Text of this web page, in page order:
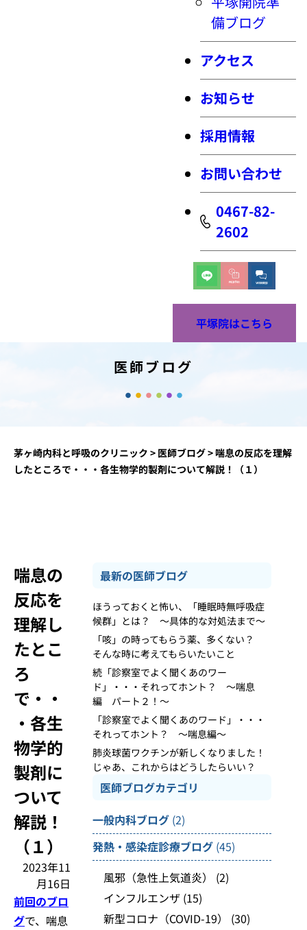
備ブログ
アクセス
お知らせ
採用情報
お問い合わせ
0467-82-
2602
平塚院はこちら
医師ブログ
茅ヶ崎内科と呼吸のクリニック > 医師ブログ>喘息の反応を理解
したところで・・・各生物学的製剤について解説！（１）
喘息の
反応を
理解し
たとこ
ろ
で・・
・各生
物学的
製剤に
ついて
解説！
（１）
2023年11
月16日
前回のブロ
グで、喘息
最新の医師ブログ
ほうっておくと怖い、「睡眠時無呼吸症
候群」とは？ ～具体的な対処法まで～
「咳」の時ってもらう薬、多くない？
そんな時に考えてもらいたいこと
続「診察室でよく聞くあのワー
ド」・・・それってホント？ ～喘息
編 パート２！～
「診察室でよく聞くあのワード」・・・
それってホント？ ～喘息編～
肺炎球菌ワクチンが新しくなりました！
じゃあ、これからはどうしたらいい？
医師ブログカテゴリ
一般内科ブログ (2)
発熱・感染症診療ブログ (45)
風邪（急性上気道炎）
(2)
インフルエンザ (15)
新型コロナ（COVID-19）
(30)